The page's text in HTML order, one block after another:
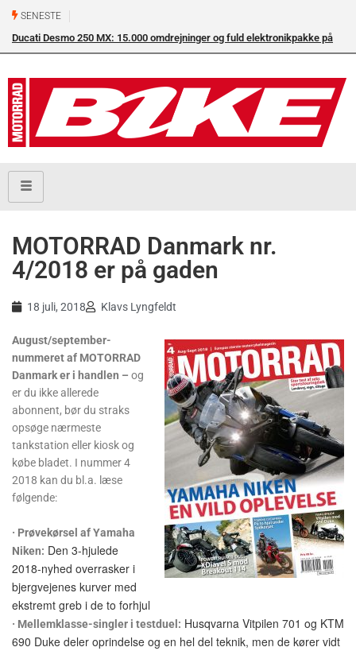
SENESTE
Ducati Desmo 250 MX: 15.000 omdrejninger og fuld elektronikpakke på
MOTORRAD Danmark nr.
4/2018 er på gaden
18 juli, 2018 Klavs Lyngfeldt
August/september-
nummeret af MOTORRAD
Danmark er i handlen – og
er du ikke allerede
abonnent, bør du straks
opsøge nærmeste
tankstation eller kiosk og
købe bladet. I nummer 4
2018 kan du bl.a. læse
følgende:
· Prøvekørsel af Yamaha
Niken: Den 3-hjulede
2018-nyhed overrasker i
bjergvejenes kurver med
ekstremt greb i de to forhjul
· Mellemklasse-singler i testduel: Husqvarna Vitpilen 701 og KTM
690 Duke deler oprindelse og en hel del teknik, men de kører vidt